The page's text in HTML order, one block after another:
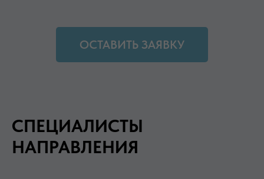
ОСТАВИТЬ ЗАЯВКУ
СПЕЦИАЛИСТЫ
НАПРАВЛЕНИЯ